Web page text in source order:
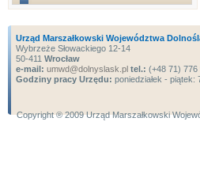
Urząd Marszałkowski Województwa
Wybrzeże Słowackiego 12-14
50-411 Wrocław
e-mail: umwd@dolnyslask.pl tel.: (+48 71) 776
Godziny pracy Urzędu: poniedziałek - piątek:
Copyright ® 2009 Urząd Marszałkowski